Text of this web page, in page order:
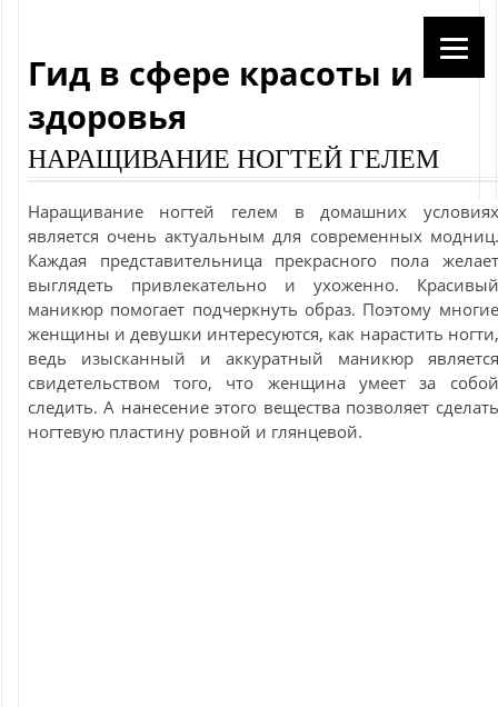
Гид в сфере красоты и
здоровья
НАРАЩИВАНИЕ НОГТЕЙ ГЕЛЕМ
Наращивание ногтей гелем в домашних условиях
является очень актуальным для современных модниц.
Каждая представительница прекрасного пола желает
выглядеть привлекательно и ухоженно. Красивый
маникюр помогает подчеркнуть образ. Поэтому многие
женщины и девушки интересуются, как нарастить ногти,
ведь изысканный и аккуратный маникюр является
свидетельством того, что женщина умеет за собой
следить. А нанесение этого вещества позволяет сделать
ногтевую пластину ровной и глянцевой.